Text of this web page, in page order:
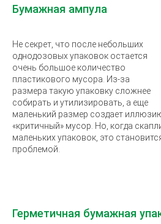
Бумажная ампула
Не секрет, что после небольших
однодозовых упаковок остается
очень большое количество
пластикового мусора. Из-за
размера такую упаковку сложнее
собирать и утилизировать, а еще
маленький размер создает
«критичный» мусор. Но, когда
маленьких упаковок, это
проблемой.
Герметичная бумажная